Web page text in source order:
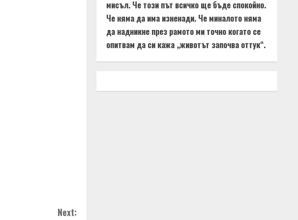
Next:
мисъл. Че този път всичко ще бъде спокойно.
Че няма да има изненади. Че миналото няма
да надникне през рамото ми точно когато се
опитвам да си кажа „животът започва оттук“.